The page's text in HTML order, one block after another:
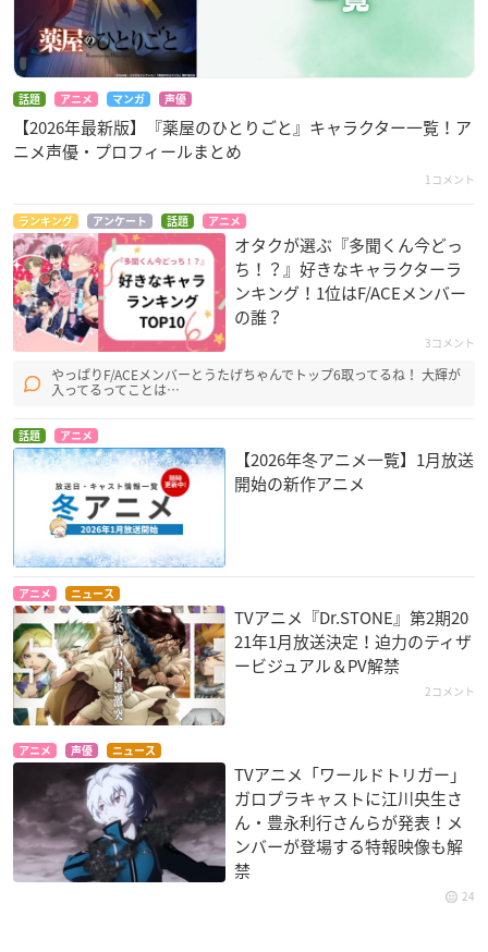
話題 アニメ マンガ 声優
【2026年最新版】『薬屋のひとりごと』キャラクター一覧！ア
ニメ声優・プロフィールまとめ
1コメント
ランキング アンケート 話題 アニメ
オタクが選ぶ『多聞くん今どっ
ち！？』好きなキャラクターラ
ンキング！1位はF/ACEメンバー
の誰？
3コメント
やっぱりF/ACEメンバーとうたげちゃんでトップ6取ってるね！ 大輝が
入ってるってことは…
話題 アニメ
【2026年冬アニメ一覧】1月放送
開始の新作アニメ
アニメ ニュース
TVアニメ『Dr.STONE』第2期20
21年1月放送決定！迫力のティザ
ービジュアル＆PV解禁
2コメント
アニメ 声優 ニュース
TVアニメ「ワールドトリガー」
ガロプラキャストに江川央生さ
ん・豊永利行さんらが発表！メ
ンバーが登場する特報映像も解
禁
24